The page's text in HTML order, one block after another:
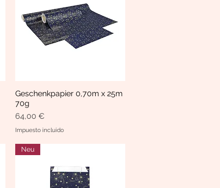
Vista rápida
Geschenkpapier 0,70m x 25m
70g
Precio
64,00 €
Impuesto incluido
Neu